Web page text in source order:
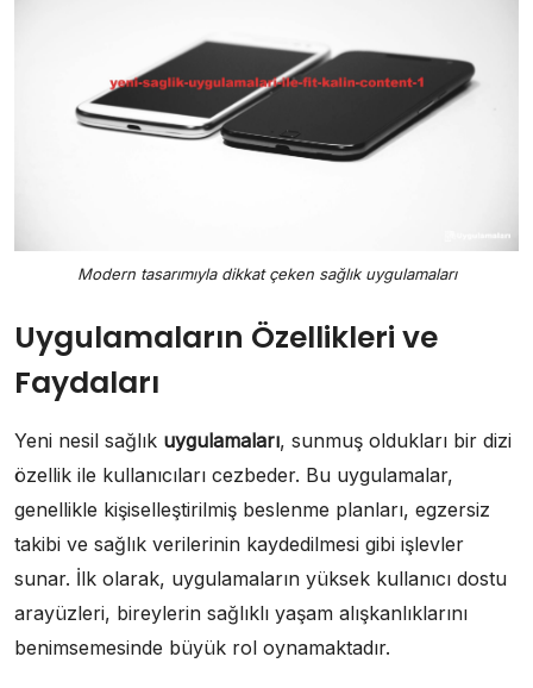
Modern tasarımıyla dikkat çeken sağlık uygulamaları
Uygulamaların Özellikleri ve
Faydaları
Yeni nesil sağlık uygulamaları, sunmuş oldukları bir dizi
özellik ile kullanıcıları cezbeder. Bu uygulamalar,
genellikle kişiselleştirilmiş beslenme planları, egzersiz
takibi ve sağlık verilerinin kaydedilmesi gibi işlevler
sunar. İlk olarak, uygulamaların yüksek kullanıcı dostu
arayüzleri, bireylerin sağlıklı yaşam alışkanlıklarını
benimsemesinde büyük rol oynamaktadır.